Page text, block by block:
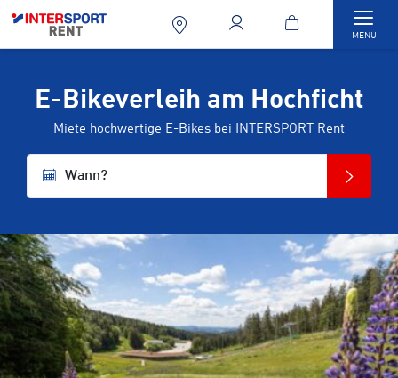
MENU
E-Bikeverleih am Hochficht
Miete hochwertige E-Bikes bei INTERSPORT Rent
Wann?